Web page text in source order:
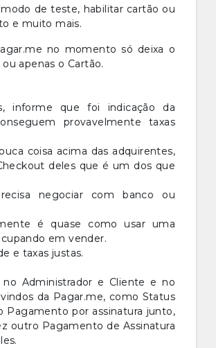
de teste, habilitar cartão ou
e muito mais.
no momento só deixa o
apenas o Cartão.
informe que foi indicação da
provavelmente taxas
coisa acima das adquirentes,
deles que é um dos que
negociar com banco ou
é quase como usar uma
em vender.
e taxas justas.
Administrador e Cliente e no
da Pagar.me, como Status
Pagamento por assinatura junto,
outro Pagamento de Assinatura